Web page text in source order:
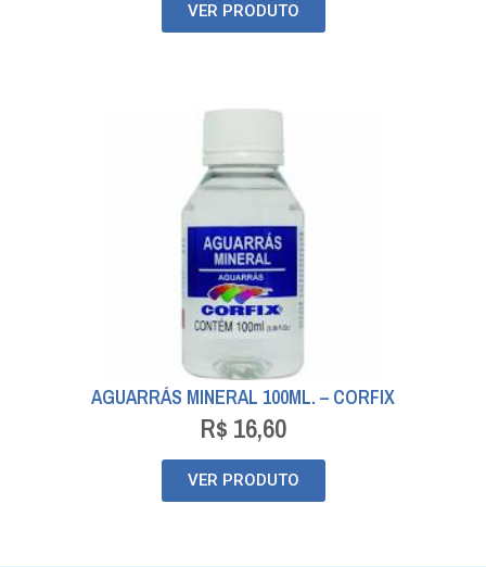
VER PRODUTO
AGUARRÁS MINERAL 100ML. – CORFIX
R$ 16,60
VER PRODUTO